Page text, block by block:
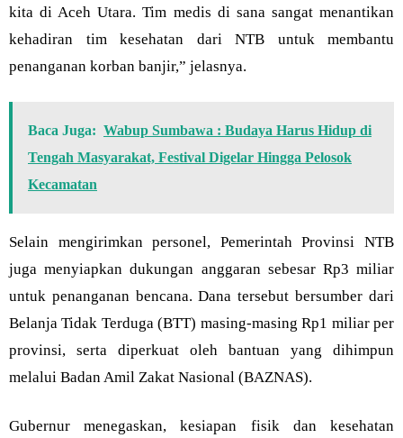
kita di Aceh Utara. Tim medis di sana sangat menantikan
kehadiran tim kesehatan dari NTB untuk membantu
penanganan korban banjir,” jelasnya.
Baca Juga: Wabup Sumbawa : Budaya Harus Hidup di
Tengah Masyarakat, Festival Digelar Hingga Pelosok
Kecamatan
Selain mengirimkan personel, Pemerintah Provinsi NTB
juga menyiapkan dukungan anggaran sebesar Rp3 miliar
untuk penanganan bencana. Dana tersebut bersumber dari
Belanja Tidak Terduga (BTT) masing-masing Rp1 miliar per
provinsi, serta diperkuat oleh bantuan yang dihimpun
melalui Badan Amil Zakat Nasional (BAZNAS).
Gubernur menegaskan, kesiapan fisik dan kesehatan